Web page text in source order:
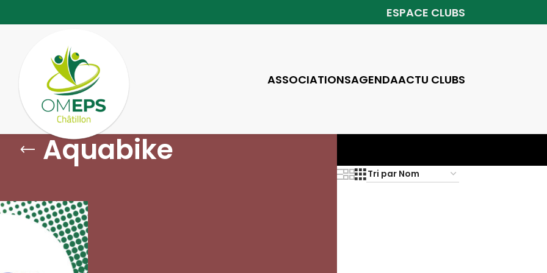
ESPACE CLUBS
ASSOCIATIONSAGENDAACTU CLUBS
Aquabike